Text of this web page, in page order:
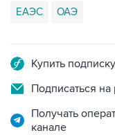
ЕАЭС ОАЭ
Купить
Подписаться на
Получать
канале